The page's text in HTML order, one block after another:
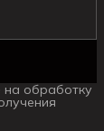
на обработку